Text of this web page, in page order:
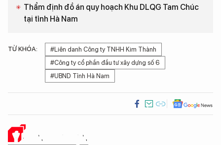
Thẩm định đồ án quy hoạch Khu DLQG Tam Chúc
tại tỉnh Hà Nam
TỪ KHÓA:
#Liên danh Công ty TNHH Kim Thành
#Công ty cổ phần đầu tư xây dựng số 6
#UBND Tỉnh Hà Nam
Ý KIẾN CỦA BẠN